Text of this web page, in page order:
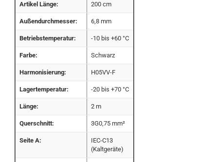
Artikel Länge: 200 cm
Außendurchmesser: 6,8 mm
Betriebstemperatur: -10 bis +60 °C
Farbe: Schwarz
Harmonisierung: H05VV-F
Lagertemperatur: -20 bis +70 °C
Länge: 2 m
Querschnitt: 3G0,75 mm²
Seite A:
IEC-C13
(Kaltgeräte)